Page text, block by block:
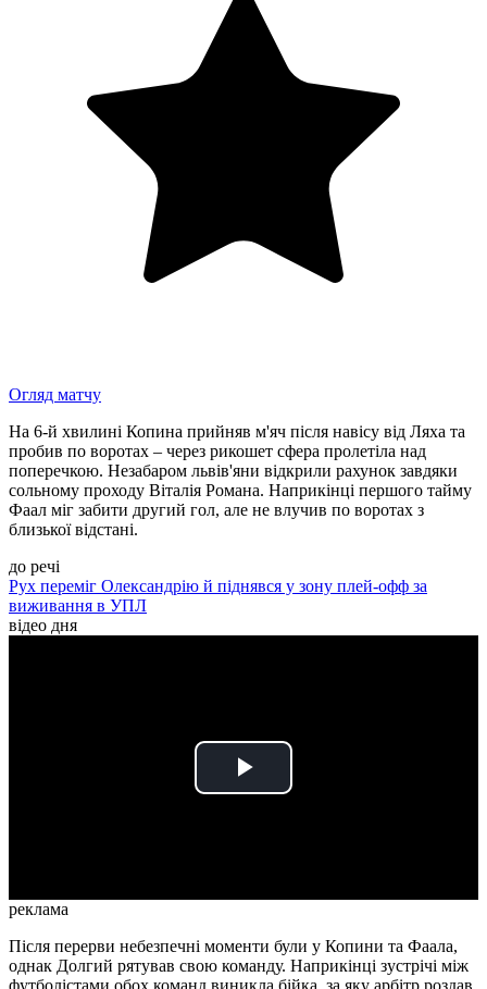
Огляд матчу
На 6-й хвилині Копина прийняв м'яч після навісу від Ляха та
пробив по воротах – через рикошет сфера пролетіла над
поперечкою. Незабаром львів'яни відкрили рахунок завдяки
сольному проходу Віталія Романа. Наприкінці першого тайму
Фаал міг забити другий гол, але не влучив по воротах з
близької відстані.
до речі
Рух переміг Олександрію й піднявся у зону плей-офф за
виживання в УПЛ
відео дня
Play
реклама
Після перерви небезпечні моменти були у Копини та Фаала,
однак Долгий рятував свою команду. Наприкінці зустрічі між